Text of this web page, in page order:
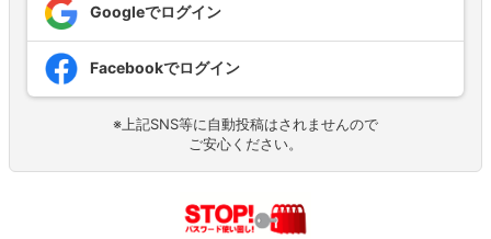
Googleでログイン
Facebookでログイン
※上記SNS等に自動投稿はされませんので
ご安心ください。